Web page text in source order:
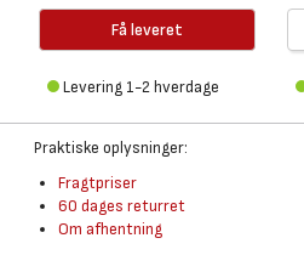
Få leveret
Levering 1-2 hverdage
Praktiske oplysninger:
Fragtpriser
60 dages returret
Om afhentning